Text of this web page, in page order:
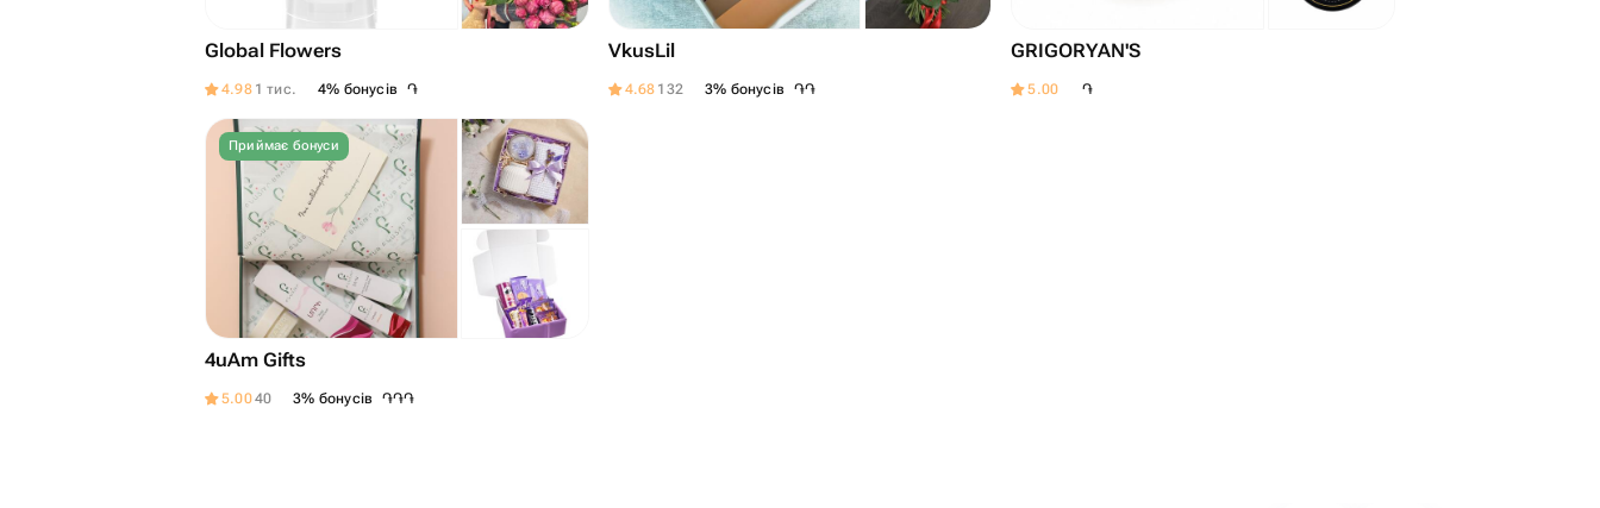
Global Flowers
4.98 1 тис. 4% бонусів ֏
VkusLil
4.68 132 3% бонусів ֏֏
GRIGORYAN'S
5.00 ֏
Приймає бонуси
4uAm Gifts
5.0040 3% бонусів ֏֏֏